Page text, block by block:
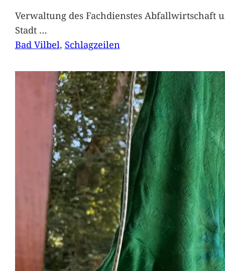
Verwaltung des Fachdienstes Abfallwirtschaft
Stadt …
Bad Vilbel, Schlagzeilen